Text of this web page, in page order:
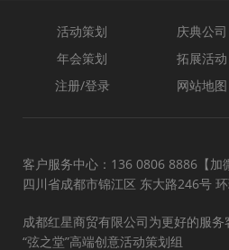
活动策划 庆典公司
年会策划
拓展活动
注册/登录
网站地图
客户服务中心：136 0806 8886【加
四川省成都市锦江区 东大路246号
成都红星商贸有限公司为更好的服
“弦之堂”高端创意活动策划组